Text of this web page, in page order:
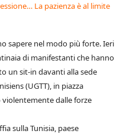
La pazienza è al limite
sapere nel modo più forte. Ieri
di manifestanti che hanno
un sit-in davanti alla sede
(UGTT), in piazza
violentemente dalle forze
sulla Tunisia, paese